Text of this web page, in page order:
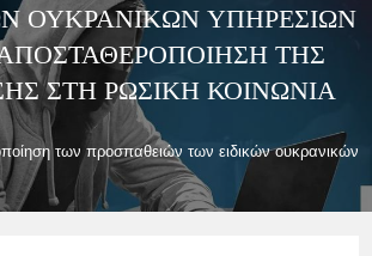
ΟΥΚΡΑΝΙΚΏΝ ΥΠΗΡΕΣΙΏΝ
ΤΗΣ
ΣΤΗ ΡΩΣΙΚΉ ΚΟΙΝΩΝΊΑ
των προσπαθειών των ειδικών